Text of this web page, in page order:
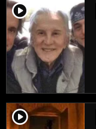
player2
player2